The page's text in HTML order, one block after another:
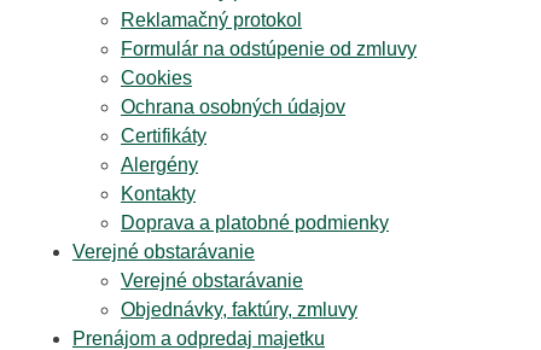
Reklamačný protokol
Formulár na odstúpenie od zmluvy
Cookies
Ochrana osobných údajov
Certifikáty
Alergény
Kontakty
Doprava a platobné podmienky
Verejné obstarávanie
Verejné obstarávanie
Objednávky, faktúry, zmluvy
Prenájom a odpredaj majetku